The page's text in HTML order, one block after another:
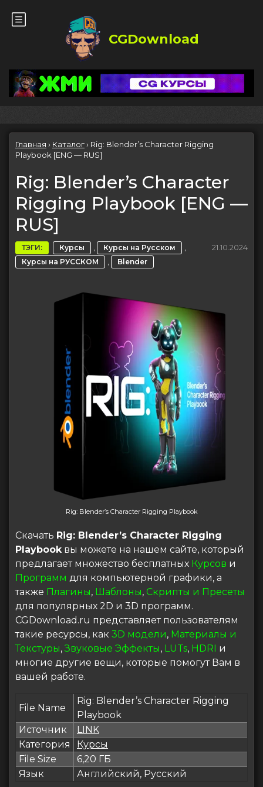
CGDownload
Главная › Каталог› Rig: Blender’s Character Rigging
Playbook [ENG — RUS]
Rig: Blender’s Character
Rigging Playbook [ENG —
RUS]
ТЭГИ: Курсы , Курсы на Русском ,
Курсы на РУССКОМ , Blender
21.10.2024
Rig: Blender’s Character Rigging Playbook
Скачать Rig: Blender’s Character Rigging
Playbook вы можете на нашем сайте, который
предлагает множество бесплатных Курсов и
Программ для компьютерной графики, а
также Плагины, Шаблоны, Скрипты и Пресеты
для популярных 2D и 3D программ.
CGDownload.ru представляет пользователям
такие ресурсы, как 3D модели, Материалы и
Текстуры,Звуковые Эффекты, LUTs, HDRI и
многие другие вещи, которые помогут Вам в
вашей работе.
File Name
Rig: Blender’s Character Rigging
Playbook
Источник
LINK
Категория
Курсы
File Size
6,20 ГБ
Язык
Английский, Русский